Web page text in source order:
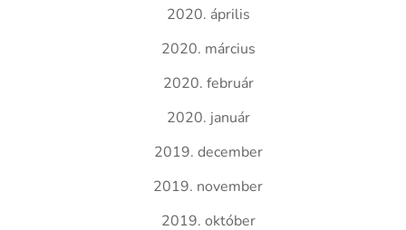
2020. április
2020. március
2020. február
2020. január
2019. december
2019. november
2019. október